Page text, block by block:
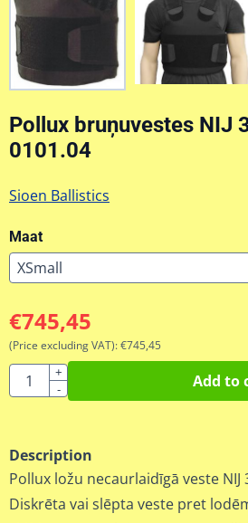
Pollux bruņuvestes NIJ
0101.04
Sioen Ballistics
Maat
€745,45
(Price excluding VAT):€745,45
Quantity
+
-
Add to
Description
Pollux ložu necaurlaidīgā veste NIJ
Diskrēta vai slēpta veste pret